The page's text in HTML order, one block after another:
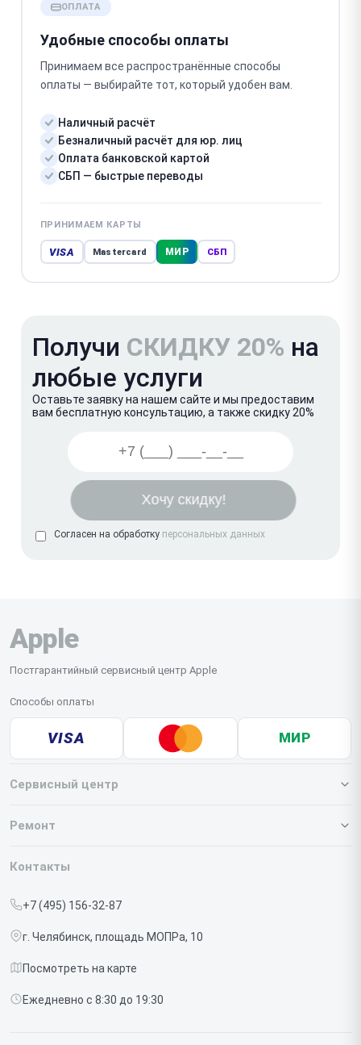
ОПЛАТА
Удобные способы оплаты
Принимаем все распространённые способы
оплаты — выбирайте тот, который удобен вам.
Наличный расчёт
Безналичный расчёт для юр. лиц
Оплата банковской картой
СБП — быстрые переводы
ПРИНИМАЕМ КАРТЫ
VISA Mastercard МИР СБП
Получи СКИДКУ 20% на
любые услуги
Оставьте заявку на нашем сайте и мы предоставим
вам бесплатную консультацию, а также скидку 20%
Согласен на обработку персональных данных
Apple
Постгарантийный сервисный центр Apple
Способы оплаты
VISA МИР
Сервисный центр
О нашем сервисе
Срочный ремонт
Доставка и способы оплаты
Диагностика
Контакты
Ремонт
Iphone
Контакты
+7 (495) 156-32-87
г. Челябинск, площадь МОПРа, 10
Посмотреть на карте
Ежедневно с 8:30 до 19:30